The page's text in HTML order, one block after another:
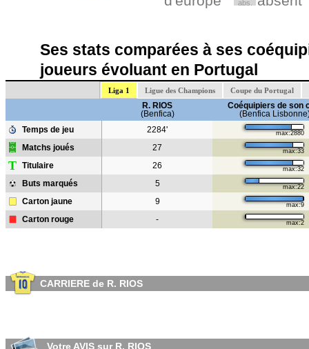
abs.
Ses stats comparées à ses
joueurs évoluant en Portugal
Liga 1 Ligue des Champions Coupe du Portugal
R. RIOS
(Benfica)
Coéquipiers de son
(Benfica
Temps de jeu
2284' max:2880
Matchs joués 27 max:33
T Titulaire 26 max:32
Buts marqués 5 max:22
Carton jaune 9 max:9
Carton rouge - max:2
CARRIERE de R. RIOS
Votre AVIS sur R. RIOS